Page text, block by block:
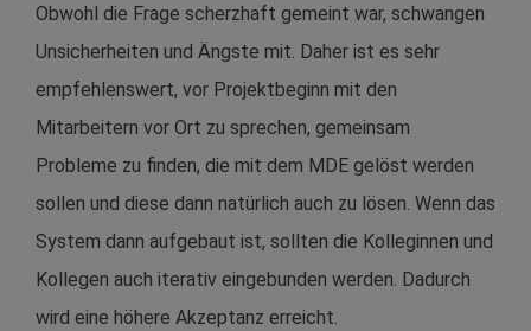
Obwohl die Frage scherzhaft gemeint war, schwangen
Unsicherheiten und Ängste mit. Daher ist es sehr
empfehlenswert, vor Projektbeginn mit den
Mitarbeitern vor Ort zu sprechen, gemeinsam
Probleme zu finden, die mit dem MDE gelöst werden
sollen und diese dann natürlich auch zu lösen. Wenn das
System dann aufgebaut ist, sollten die Kolleginnen und
Kollegen auch iterativ eingebunden werden. Dadurch
wird eine höhere Akzeptanz erreicht.